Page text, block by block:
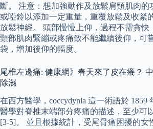
斷。 注意：想加強動作及放鬆肩頸肌肉的
或啞鈴以添加一定重量，重覆放鬆及收緊
放鬆神經。 頭部慢慢上仰，過程不需貪快
頸部肌肉緊繃或疼痛致不能繼續後仰，可
袋，增加後仰的幅度。
尾椎左邊痛: 健康網》春天來了皮在癢？
除濕
在西方醫學，coccydynia 這一術語於 1859
醫學對脊椎末端部分疼痛的描述，至少可
[3-5]。 並且根據統計，受尾骨痛困擾的女